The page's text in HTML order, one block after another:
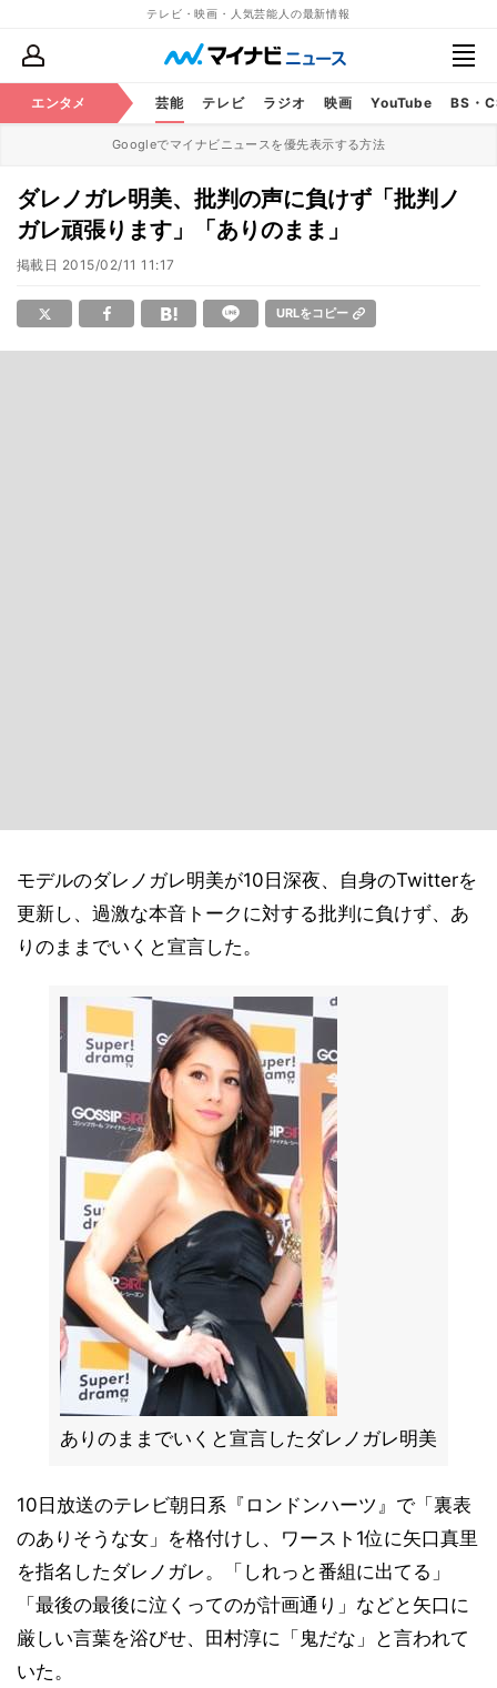
テレビ・映画・人気芸能人の最新情報
エンタメ 芸能 テレビ ラジオ 映画 YouTube BS・
Googleでマイナビニュースを優先表示する方法
ダレノガレ明美、批判の声に負けず「批判ノ
ガレ頑張ります」「ありのまま」
掲載日 2015/02/11 11:17
URLをコピー
モデルのダレノガレ明美が10日深夜、自身のTwitterを
更新し、過激な本音トークに対する批判に負けず、あ
りのままでいくと宣言した。
ありのままでいくと宣言したダレノガレ明美
10日放送のテレビ朝日系『ロンドンハーツ』で「裏表
のありそうな女」を格付けし、ワースト1位に矢口真里
を指名したダレノガレ。「しれっと番組に出てる」
「最後の最後に泣くってのが計画通り」などと矢口に
厳しい言葉を浴びせ、田村淳に「鬼だな」と言われて
いた。